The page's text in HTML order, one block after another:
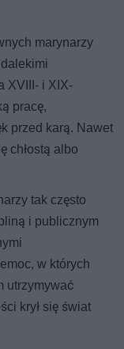
marynarzy
XVIII- i XIX-
pracę,
przed karą. Nawet
chłostą albo
tak często
i publicznym
w których
utrzymywać
krył się świat